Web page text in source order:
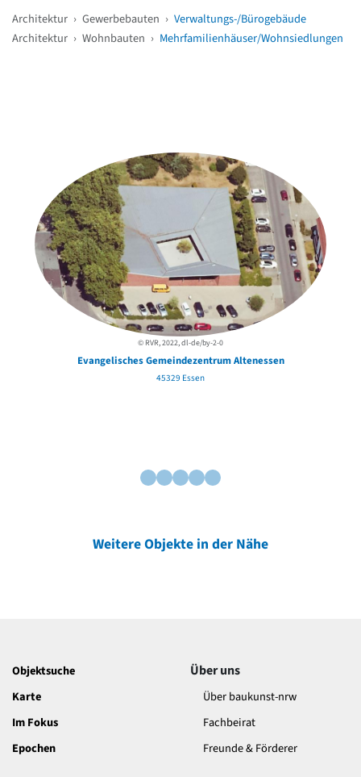
Architektur › Gewerbebauten › Verwaltungs-/Bürogebäude
Architektur › Wohnbauten › Mehrfamilienhäuser/Wohnsiedlungen
© RVR, 2022, dl-de/by-2-0
Evangelisches Gemeindezentrum Altenessen
45329 Essen
Weitere Objekte in der Nähe
Objektsuche
Karte
Im Fokus
Epochen
Über uns
Über baukunst-nrw
Fachbeirat
Freunde & Förderer